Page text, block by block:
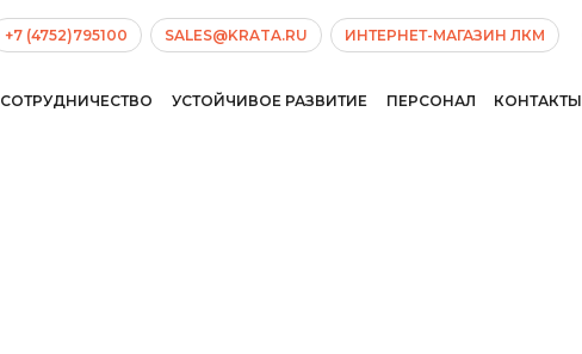
+7 (4752)795100 SALES@KRATA.RU ИНТЕРНЕТ-МАГАЗИН ЛКМ
СОТРУДНИЧЕСТВО УСТОЙЧИВОЕ РАЗВИТИЕ ПЕРСОНАЛ КОНТАКТЫ